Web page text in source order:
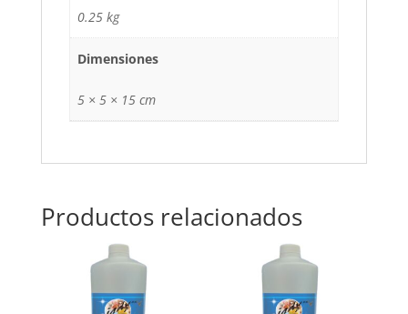
0.25 kg
Dimensiones
5 × 5 × 15 cm
Productos relacionados